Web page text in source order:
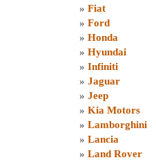
» Fiat
» Ford
» Honda
» Hyundai
» Infiniti
» Jaguar
» Jeep
» Kia Motors
» Lamborghini
» Lancia
» Land Rover